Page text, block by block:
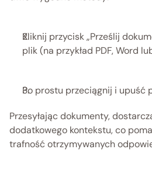
Kliknij przycisk „Prześlij
plik (na przykład PDF, Word
Po prostu przeciągnij i upuść
Przesyłając dokumenty,
dodatkowego kontekstu, co
trafność otrzymywanych